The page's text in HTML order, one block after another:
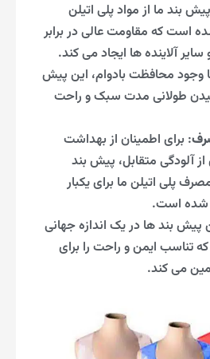
بند ما از مواد پلی اتیلن
است که مقاومت عالی در برابر
آلاینده ها ایجاد می کند.
وجود محافظت بادوام، این پیش
طولانی مدت سبک و راحت
: برای اطمینان از بهداشت
آلودگی متقابل، پیش بند
پلی اتیلن ما برای یکبار
شده است.
پیش بند ها در یک اندازه جهانی
تناسب ایمن و راحت را برای
می کند.